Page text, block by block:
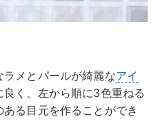
メとパールが綺麗なアイ
く、左から順に3色重ねる
る目元を作ることができ